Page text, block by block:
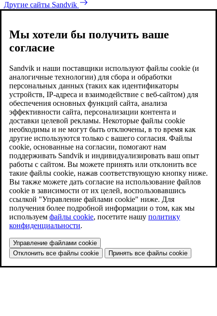
Другие сайты Sandvik
Мы хотели бы получить ваше
согласие
Sandvik и наши поставщики используют файлы cookie (и
аналогичные технологии) для сбора и обработки
персональных данных (таких как идентификаторы
устройств, IP-адреса и взаимодействие с веб-сайтом) для
обеспечения основных функций сайта, анализа
эффективности сайта, персонализации контента и
доставки целевой рекламы. Некоторые файлы cookie
необходимы и не могут быть отключены, в то время как
другие используются только с вашего согласия. Файлы
cookie, основанные на согласии, помогают нам
поддерживать Sandvik и индивидуализировать ваш опыт
работы с сайтом. Вы можете принять или отклонить все
такие файлы cookie, нажав соответствующую кнопку ниже.
Вы также можете дать согласие на использование файлов
cookie в зависимости от их целей, воспользовавшись
ссылкой "Управление файлами cookie" ниже. Для
получения более подробной информации о том, как мы
используем файлы cookie, посетите нашу политику
конфиденциальности.
Управление файлами cookie
Отклонить все файлы cookie
Принять все файлы cookie